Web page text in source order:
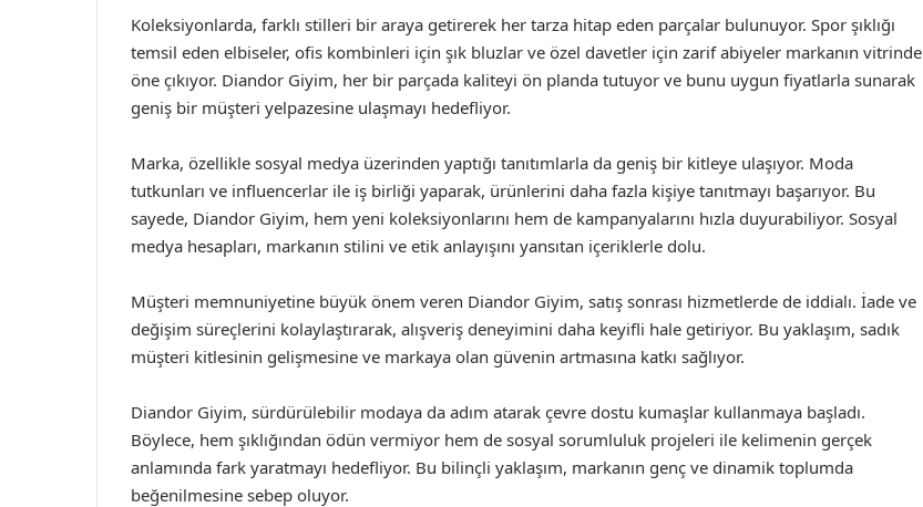
Koleksiyonlarda, farklı stilleri bir araya getirerek her tarza hitap eden parçalar bulunuyor. Spor şıklığı
temsil eden elbiseler, ofis kombinleri için şık bluzlar ve özel davetler için zarif abiyeler markanın vitrinde
öne çıkıyor. Diandor Giyim, her bir parçada kaliteyi ön planda tutuyor ve bunu uygun fiyatlarla sunarak
geniş bir müşteri yelpazesine ulaşmayı hedefliyor.
Marka, özellikle sosyal medya üzerinden yaptığı tanıtımlarla da geniş bir kitleye ulaşıyor. Moda
tutkunları ve influencerlar ile iş birliği yaparak, ürünlerini daha fazla kişiye tanıtmayı başarıyor. Bu
sayede, Diandor Giyim, hem yeni koleksiyonlarını hem de kampanyalarını hızla duyurabiliyor. Sosyal
medya hesapları, markanın stilini ve etik anlayışını yansıtan içeriklerle dolu.
Müşteri memnuniyetine büyük önem veren Diandor Giyim, satış sonrası hizmetlerde de iddialı. İade ve
değişim süreçlerini kolaylaştırarak, alışveriş deneyimini daha keyifli hale getiriyor. Bu yaklaşım, sadık
müşteri kitlesinin gelişmesine ve markaya olan güvenin artmasına katkı sağlıyor.
Diandor Giyim, sürdürülebilir modaya da adım atarak çevre dostu kumaşlar kullanmaya başladı.
Böylece, hem şıklığından ödün vermiyor hem de sosyal sorumluluk projeleri ile kelimenin gerçek
anlamında fark yaratmayı hedefliyor. Bu bilinçli yaklaşım, markanın genç ve dinamik toplumda
beğenilmesine sebep oluyor.